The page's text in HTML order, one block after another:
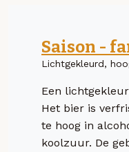
Saison -
Lichtgekleurd,
Een
Het bier is
te hoog in
koolzuur. De